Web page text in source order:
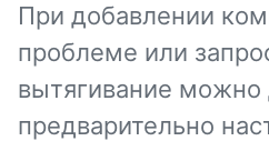
При добавлении
проблеме или
вытягивание можно
предварительно